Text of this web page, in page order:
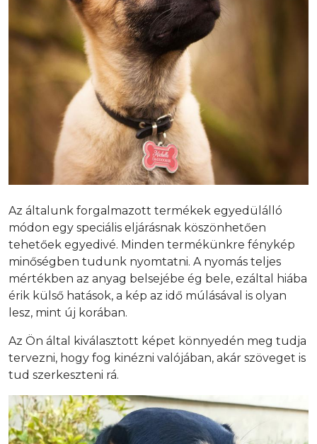
Az általunk forgalmazott termékek egyedülálló
módon egy speciális eljárásnak köszönhetően
tehetőek egyedivé. Minden termékünkre fénykép
minőségben tudunk nyomtatni. A nyomás teljes
mértékben az anyag belsejébe ég bele, ezáltal hiába
érik külső hatások, a kép az idő múlásával is olyan
lesz, mint új korában.
Az Ön által kiválasztott képet könnyedén meg tudja
tervezni, hogy fog kinézni valójában, akár szöveget is
tud szerkeszteni rá.